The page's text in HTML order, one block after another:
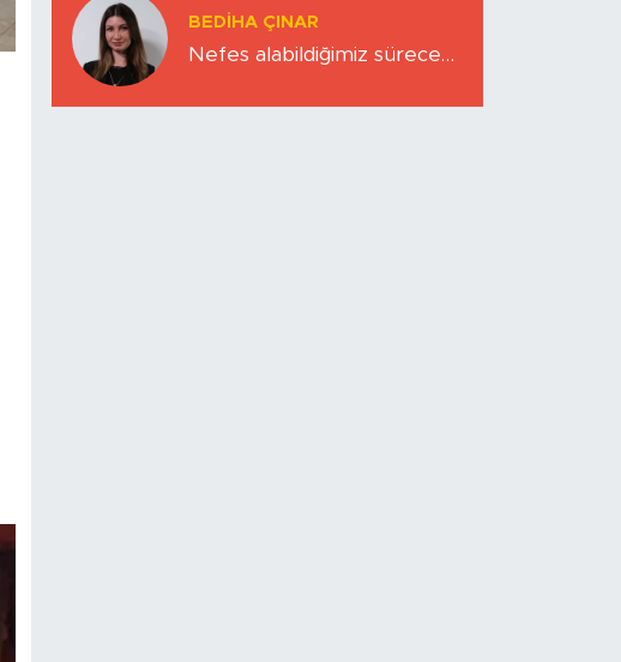
BEDIHA ÇINAR
Nefes alabildiğimiz sürece…